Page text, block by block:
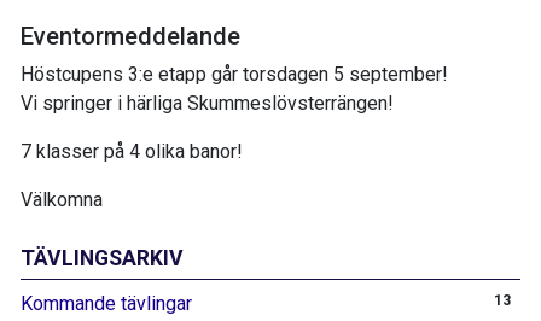
TÄVLINGSARKIV
Kommande tävlingar 13
Eventormeddelande
Höstcupens 3:e etapp går torsdagen 5 september!
Vi springer i härliga Skummeslövsterrängen!
7 klasser på 4 olika banor!
Välkomna